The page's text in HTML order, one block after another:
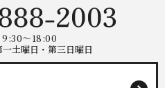
9:30～18:00
土曜日・第三日曜日